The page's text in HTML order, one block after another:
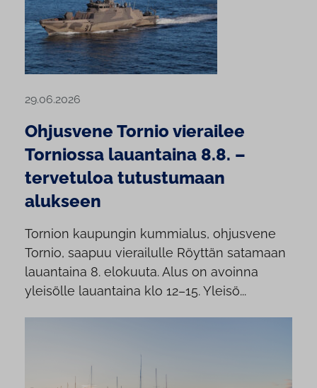
29.06.2026
Ohjusvene Tornio vierailee
Torniossa lauantaina 8.8. –
tervetuloa tutustumaan
alukseen
Tornion kaupungin kummialus, ohjusvene
Tornio, saapuu vierailulle Röyttän satamaan
lauantaina 8. elokuuta. Alus on avoinna
yleisölle lauantaina klo 12–15. Yleisö...